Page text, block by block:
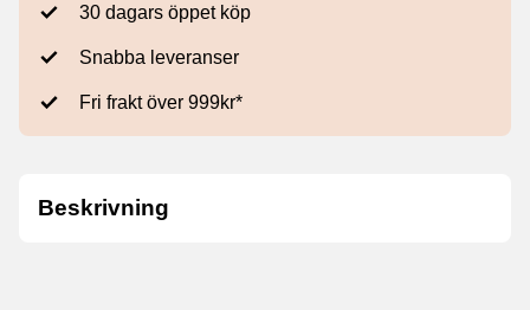
30 dagars öppet köp
Snabba leveranser
Fri frakt över 999kr*
Beskrivning